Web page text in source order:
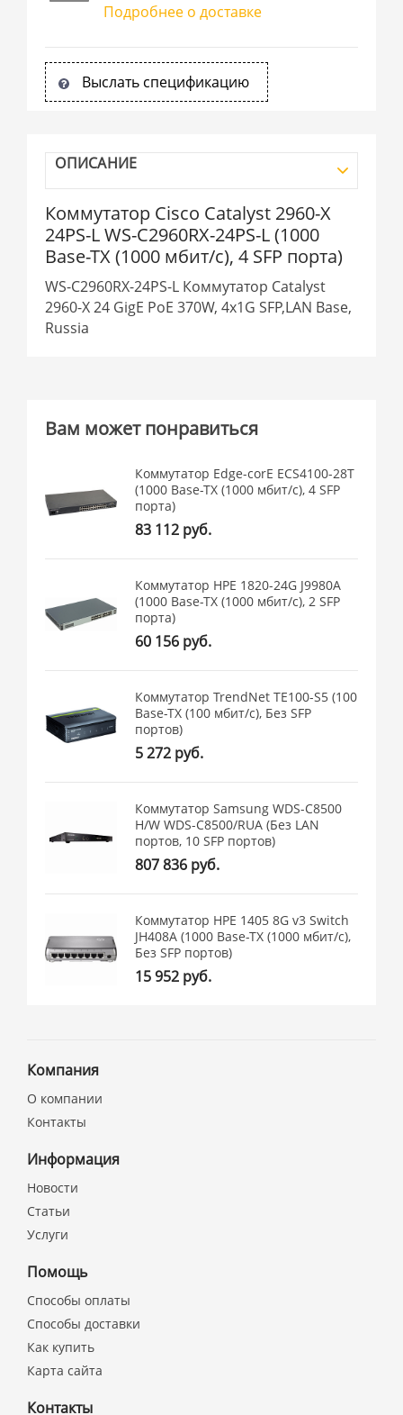
Подробнее о доставке
Выслать спецификацию
ОПИСАНИЕ
Коммутатор Cisco Catalyst 2960-X
24PS-L WS-C2960RX-24PS-L (1000
Base-TX (1000 мбит/с), 4 SFP порта)
WS-C2960RX-24PS-L Коммутатор Catalyst
2960-X 24 GigE PoE 370W, 4x1G SFP,LAN Base,
Russia
Вам может понравиться
Коммутатор Edge-corE ECS4100-28T
(1000 Base-TX (1000 мбит/с), 4 SFP
порта)
83 112 руб.
Коммутатор HPE 1820-24G J9980A
(1000 Base-TX (1000 мбит/с), 2 SFP
порта)
60 156 руб.
Коммутатор TrendNet TE100-S5 (100
Base-TX (100 мбит/с), Без SFP
портов)
5 272 руб.
Коммутатор Samsung WDS-C8500
H/W WDS-C8500/RUA (Без LAN
портов, 10 SFP портов)
807 836 руб.
Коммутатор HPE 1405 8G v3 Switch
JH408A (1000 Base-TX (1000 мбит/с),
Без SFP портов)
15 952 руб.
Компания
О компании
Контакты
Информация
Новости
Статьи
Услуги
Помощь
Способы оплаты
Способы доставки
Как купить
Карта сайта
Контакты